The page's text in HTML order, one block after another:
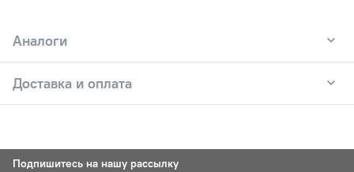
Аналоги
Доставка и оплата
Подпишитесь на нашу рассылку